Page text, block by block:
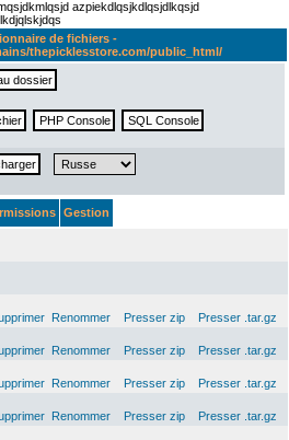
azpiekdlqsjkdlqsjdlkqsjd
de fichiers -
thepicklesstore.com/public_html/
Gestion
Renommer Presser zip
Presser .tar.gz
Renommer Presser zip
Presser .tar.gz
Renommer Presser zip
Presser .tar.gz
Renommer Presser zip
Presser .tar.gz